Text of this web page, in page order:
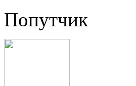
Попутчик